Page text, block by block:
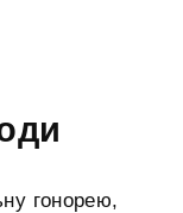
гонорею,